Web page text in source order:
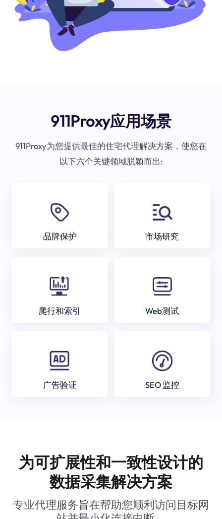
911Proxy应用场景
911Proxy为您提供最佳的住宅代理解决方案，使您在
以下六个关键领域脱颖而出:
品牌保护 市场研究
爬行和索引 Web测试
广告验证 SEO 监控
为可扩展性和一致性设计的
数据采集解决方案
专业代理服务旨在帮助您顺利访问目标网